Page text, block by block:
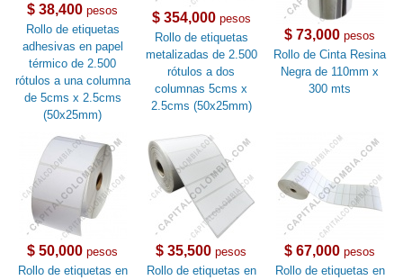
$ 38,400 pesos
Rollo de etiquetas
adhesivas en papel
térmico de 2.500
rótulos a una columna
de 5cms x 2.5cms
(50x25mm)
$ 354,000pesos
Rollo de etiquetas
metalizadas de 2.500
rótulos a dos
columnas 5cms x
2.5cms (50x25mm)
$ 73,000 pesos
Rollo de Cinta Resina
Negra de 110mm x
300 mts
$ 50,000 pesos
Rollo de etiquetas en
$ 35,500 pesos
Rollo de etiquetas en
$ 67,000 pesos
Rollo de etiquetas en